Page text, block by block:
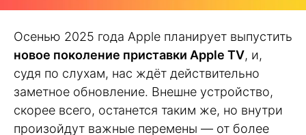
Осенью 2025 года Apple планирует выпустить
новое поколение приставки Apple TV, и,
судя по слухам, нас ждёт действительно
заметное обновление. Внешне устройство,
скорее всего, останется таким же, но внутри
произойдут важные перемены — от более